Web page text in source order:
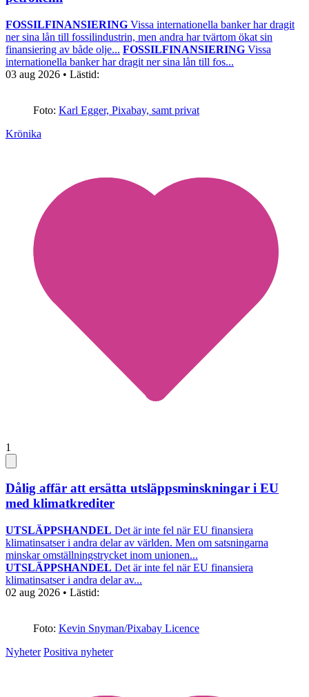
FOSSILFINANSIERING Vissa internationella banker har dragit
ner sina lån till fossilindustrin, men andra har tvärtom ökat sin
finansiering av både olje... FOSSILFINANSIERING Vissa
internationella banker har dragit ner sina lån till fos...
03 aug 2026 • Lästid:
Foto: Karl Egger, Pixabay, samt privat
Krönika
1
Dålig affär att ersätta utsläppsminskningar i EU
med klimatkrediter
UTSLÄPPSHANDEL Det är inte fel när EU finansiera
klimatinsatser i andra delar av världen. Men om satsningarna
minskar omställningstrycket inom unionen...
UTSLÄPPSHANDEL Det är inte fel när EU finansiera
klimatinsatser i andra delar av...
02 aug 2026 • Lästid:
Foto: Kevin Snyman/Pixabay Licence
Nyheter Positiva nyheter